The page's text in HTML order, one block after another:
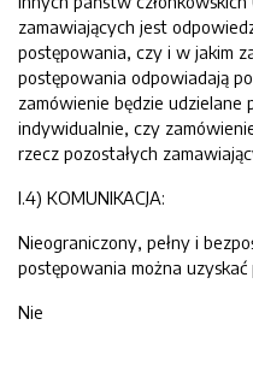
zamawiających jest
postępowania, czy i w jakim
postępowania odpowiadają
zamówienie będzie udzielane
indywidualnie, czy
rzecz pozostałych
I.4) KOMUNIKACJA:
Nieograniczony, pełny i
postępowania można uzyskać
Nie